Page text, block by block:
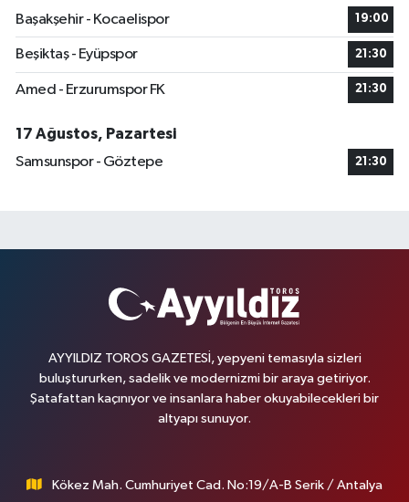
Başakşehir - Kocaelispor
19:00
Beşiktaş - Eyüpspor 21:30
Amed - Erzurumspor FK 21:30
17 Ağustos, Pazartesi
Samsunspor - Göztepe
21:30
AYYILDIZ TOROS GAZETESİ, yepyeni temasıyla sizleri
buluştururken, sadelik ve modernizmi bir araya getiriyor.
Şatafattan kaçınıyor ve insanlara haber okuyabilecekleri bir
altyapı sunuyor.
Kökez Mah. Cumhuriyet Cad. No:19/A-B Serik / Antalya